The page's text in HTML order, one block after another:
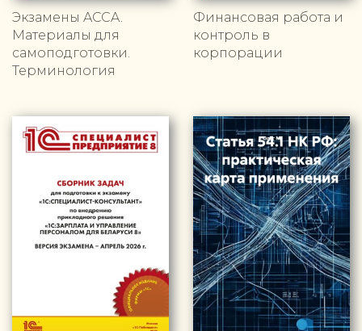
Экзамены ACCA.
Материалы для
самоподготовки.
Терминология
Финансовая работа и
контроль в
корпорации